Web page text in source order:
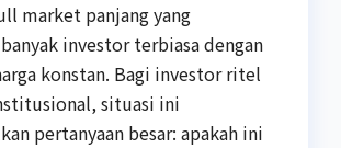
market panjang yang
investor terbiasa dengan
konstan. Bagi investor ritel
situasi ini
pertanyaan besar: apakah ini